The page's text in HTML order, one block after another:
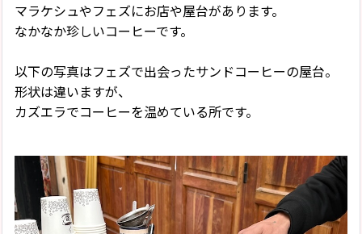
マラケシュやフェズにお店や屋台があります。
なかなか珍しいコーヒーです。
以下の写真はフェズで出会ったサンドコーヒーの屋台。
形状は違いますが、
カズエラでコーヒーを温めている所です。